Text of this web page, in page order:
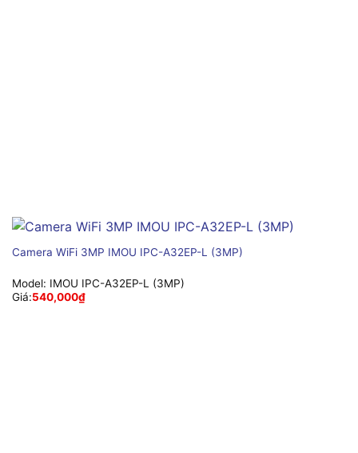
Camera WiFi 3MP IMOU IPC-A32EP-L (3MP)
Model: IMOU IPC-A32EP-L (3MP)
Giá:540,000₫